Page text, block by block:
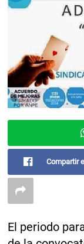
Compartir
El periodo